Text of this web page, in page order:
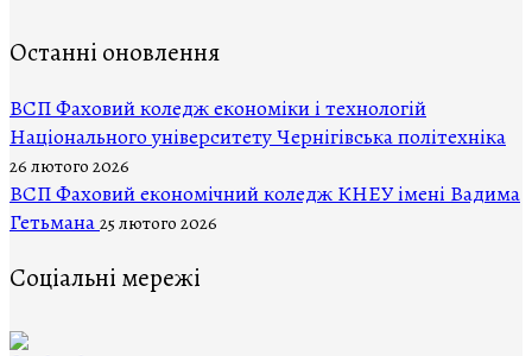
Останні оновлення
ВCП Фаховий коледж економіки і технологій
Національного університету Чернігівська політехніка
26 лютого 2026
ВСП Фаховий економічний коледж КНЕУ імені Вадима
Гетьмана 25 лютого 2026
Соціальні мережі